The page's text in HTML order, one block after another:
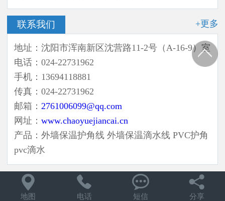
联系我们 +更多
地址：沈阳市浑南新区沈营路11-2号（A-16-9）室
电话：024-22731962
手机：13694118881
传真：024-22731962
邮箱：2761006099@qq.com
网址：www.chaoyuejiancai.cn
产品：外墙保温护角线 外墙保温滴水线 PVC护角
pvc滴水

地图

电话

短信

分享